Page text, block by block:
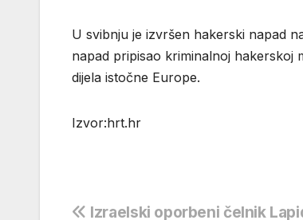
U svibnju je izvršen hakerski napad
napad pripisao kriminalnoj hakerskoj
dijela istočne Europe.
Izvor:hrt.hr
Izraelski oporbeni čelnik